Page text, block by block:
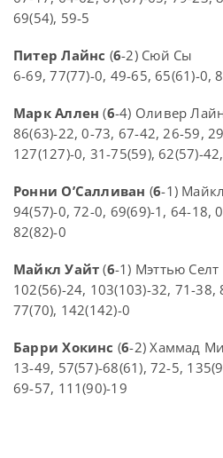
69(54), 59-5
Питер Лайнс (6-2) Сюй Сы
6-69, 77(77)-0, 49-65, 65(61)-0,
Марк Аллен (6-4) Оливер
86(63)-22, 0-73, 67-42, 26-59,
127(127)-0, 31-75(59), 62(57)-
Ронни О’Салливан (6-1)
94(57)-0, 72-0, 69(69)-1, 64-18,
82(82)-0
Майкл Уайт (6-1) Мэттью Селт
102(56)-24, 103(103)-32, 71-38,
77(70), 142(142)-0
Барри Хокинс (6-2) Хаммад
13-49, 57(57)-68(61), 72-5,
69-57, 111(90)-19